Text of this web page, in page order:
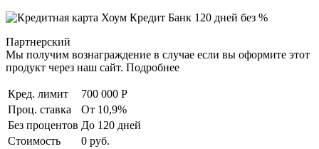
Партнерский
Мы получим вознаграждение в случае если вы оформите этот
продукт через наш сайт. Подробнее
Кред. лимит
700 000 Р
Проц. ставка
От 10,9%
Без процентов До 120 дней
Стоимость
0 руб.